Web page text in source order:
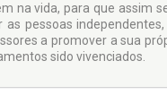
na vida, para que assim
pessoas
a promover a sua
sido vivenciados.